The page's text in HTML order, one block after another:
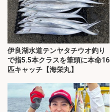
伊良湖水道テンヤタチウオ釣り
で指5.5本クラスを筆頭に本命16
匹キャッチ【海栄丸】